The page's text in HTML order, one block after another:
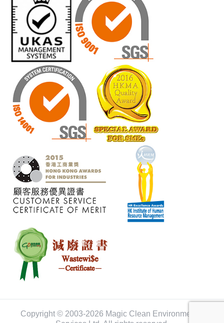
Copyright © 2003-2026 Magic Clean Environmental